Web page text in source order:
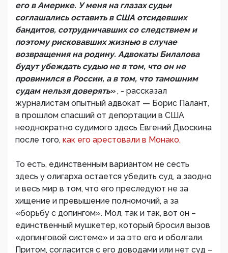
его в Америке. У меня на глазах судьи
соглашались оставить в США отсидевших
бандитов, сотрудничавших со следствием и
поэтому рисковавших жизнью в случае
возвращения на родину. Адвокаты Билалова
будут убеждать судью не в том, что он не
провинился в России, а в том, что тамошним
судам нельзя доверять», - рассказал
журналистам опытный адвокат — Борис Палант,
в прошлом спасший от депортации в США
неоднократно судимого здесь Евгений Двоскина
после того, как его арестовали в Монако.
То есть, единственным вариантом не сесть
здесь у олигарха остается убедить суд, а заодно
и весь мир в том, что его преследуют не за
хищение и превышение полномочий, а за
«борьбу с допингом». Мол, так и так, вот он –
единственный мушкетер, который бросил вызов
«допинговой системе» и за это его и оболгали.
Притом, согласится с его доводами или нет суд –